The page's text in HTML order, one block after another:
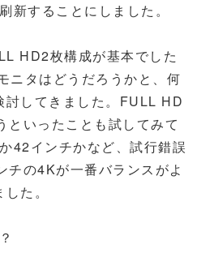
新することにしました。
HD2枚構成が基本でした
ニタはどうだろうかと、何
討してきました。FULL HD
といったことも試してみて
42インチかなど、試行錯誤
チの4Kが一番バランスがよ
た。